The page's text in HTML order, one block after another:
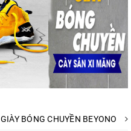
GIÀY BÓNG CHUYỀN BEYONO